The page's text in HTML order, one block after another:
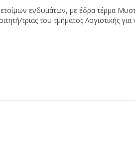
ετοίμων ενδυμάτων, με έδρα τέρμα
τριας του τμήματος Λογιστικής